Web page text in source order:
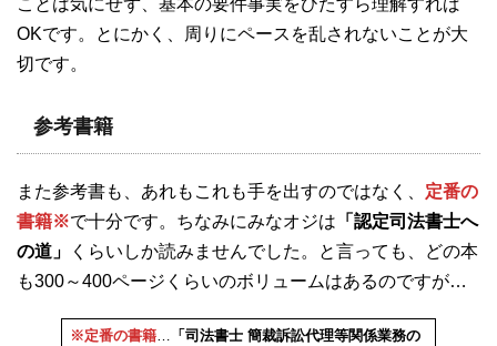
ことは気にせず、基本の要件事実をひたすら理解すれば
OKです。とにかく、周りにペースを乱されないことが大
切です。
参考書籍
また参考書も、あれもこれも手を出すのではなく、 定番の
書籍※で十分です。ちなみにみなオジは 「認定司法書士へ
の道」
くらいしか読みませんでした。と言っても、どの本
も300～400ページくらいのボリュームはあるのですが…
※定番の書籍… 「司法書士 簡裁訴訟代理等関係業務の